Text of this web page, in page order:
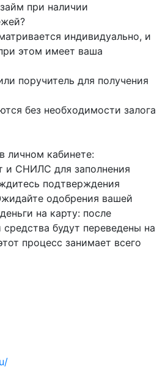
при наличии
индивидуально, и
этом имеет ваша
поручитель для получения
без необходимости залога
личном кабинете:
и СНИЛС для заполнения
подтверждения
одобрения вашей
на карту: после
будут переведены на
процесс занимает всего